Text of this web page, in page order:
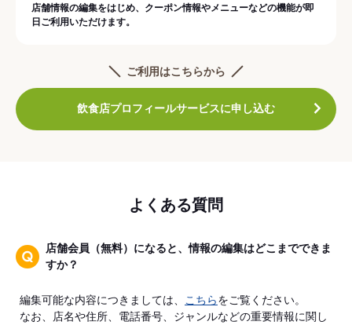
店舗情報の編集をはじめ、クーポン情報やメニューなどの機能が即
日ご利用いただけます。
ご利用はこちらから
飲食店プロフィールサービスに申し込む
よくある質問
店舗会員（無料）になると、情報の編集はどこまでできま
すか？
編集可能な内容につきましては、 こちらをご覧ください。
なお、店名や住所、電話番号、ジャンルなどの重要情報に関し